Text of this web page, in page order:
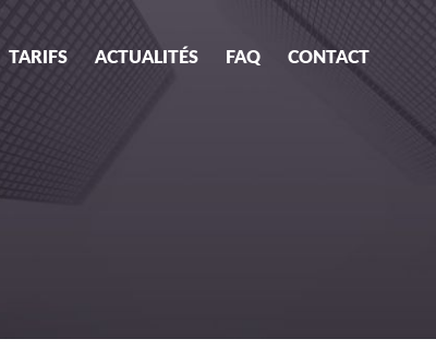
TARIFS ACTUALITÉS FAQ CONTACT